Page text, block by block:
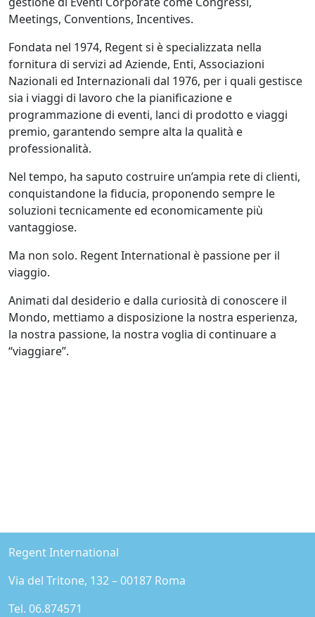
Meetings, Conventions, Incentives.
Fondata nel 1974, Regent si è specializzata nella
fornitura di servizi ad Aziende, Enti, Associazioni
Nazionali ed Internazionali dal 1976, per i quali gestisce
sia i viaggi di lavoro che la pianificazione e
programmazione di eventi, lanci di prodotto e viaggi
premio, garantendo sempre alta la qualità e
professionalità.
Nel tempo, ha saputo costruire un’ampia rete di clienti,
conquistandone la fiducia, proponendo sempre le
soluzioni tecnicamente ed economicamente più
vantaggiose.
Ma non solo. Regent International è passione per il
viaggio.
Animati dal desiderio e dalla curiosità di conoscere il
Mondo, mettiamo a disposizione la nostra esperienza,
la nostra passione, la nostra voglia di continuare a
“viaggiare”.
Regent International
Via del Tritone, 132 – 00187 Roma
Tel. 06.874571